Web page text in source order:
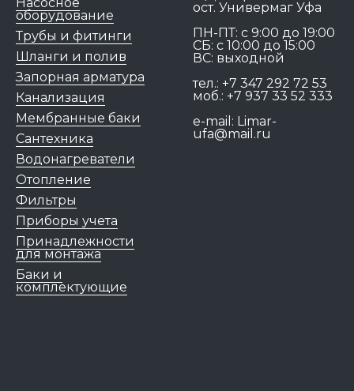
оборудование
Трубы и фитинги
Шланги и полив
Запорная арматура
Канализация
Мембранные баки
Сантехника
Водонагреватели
Отопление
Фильтры
Приборы учета
Принадлежности
для монтажа
Баки и
комплектующие
ост. Универмаг Уфа
ПН-ПТ: c 9:00 до 19:00
СБ: с 10:00 до 15:00
ВС: выходной
тел.: +7 347 292 72 53
моб.: +7 937 33 52 333
e-mail: Limar-
ufa@mail.ru